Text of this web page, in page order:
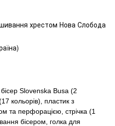
хрестом Нова Слобода
бісер Slovenska Busa (2
кольорів), пластик з
перфорацією, стрічка (1
бісером, голка для